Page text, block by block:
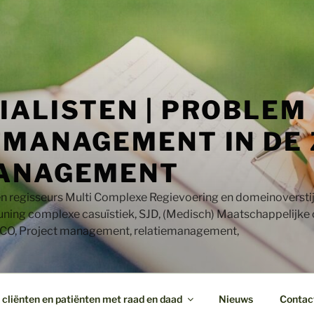
| PROBLEM
IN DE
regisseurs Multi Complexe Regievoering en
complexe casuïstiek, SJD, (Medisch) Maatschappelijke
Project management, relatiemanagement,
en patiënten met raad en daad Nieuws